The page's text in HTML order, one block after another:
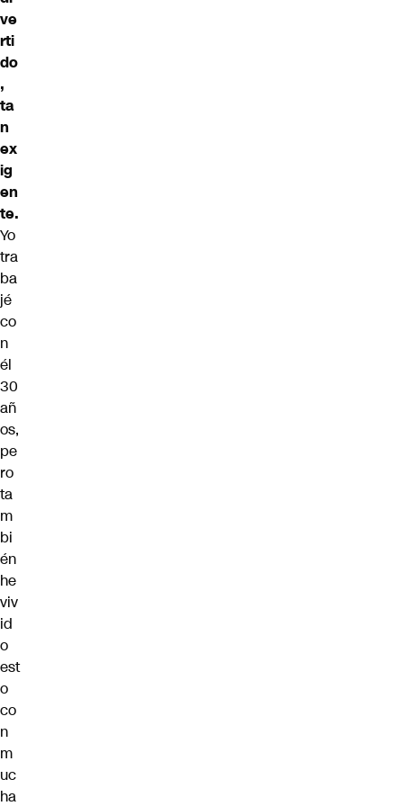
ve
rti
do
,
ta
n
ex
ig
en
te.
Yo
tra
ba
jé
co
n
él
30
añ
os,
pe
ro
ta
m
bi
én
he
viv
id
o
est
o
co
n
m
uc
ha